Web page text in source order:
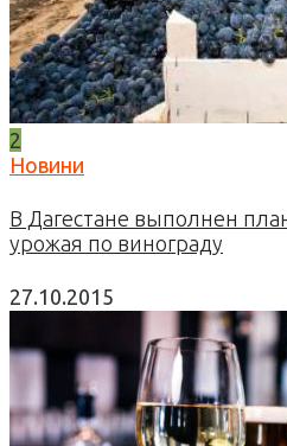
2
Новини
В Дагестане выполнен
урожая по винограду
27.10.2015